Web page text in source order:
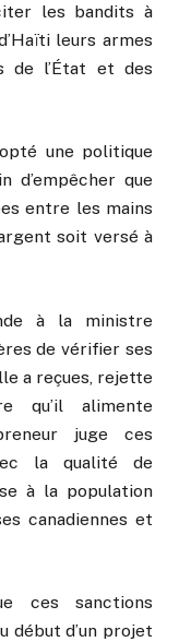
les bandits à
leurs armes
de l’État et des
une politique
d’empêcher que
entre les mains
soit versé à
à la ministre
de vérifier ses
a reçues, rejette
qu’il alimente
juge ces
la qualité de
à la population
canadiennes et
ces sanctions
début d’un projet